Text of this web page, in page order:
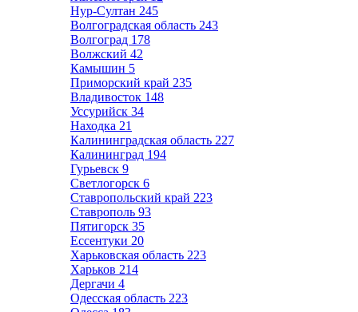
Нур-Султан 245
Волгоградская область 243
Волгоград 178
Волжский 42
Камышин 5
Приморский край 235
Владивосток 148
Уссурийск 34
Находка 21
Калининградская область 227
Калининград 194
Гурьевск 9
Светлогорск 6
Ставропольский край 223
Ставрополь 93
Пятигорск 35
Ессентуки 20
Харьковская область 223
Харьков 214
Дергачи 4
Одесская область 223